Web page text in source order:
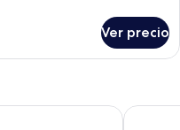
Ver precio
Hotel